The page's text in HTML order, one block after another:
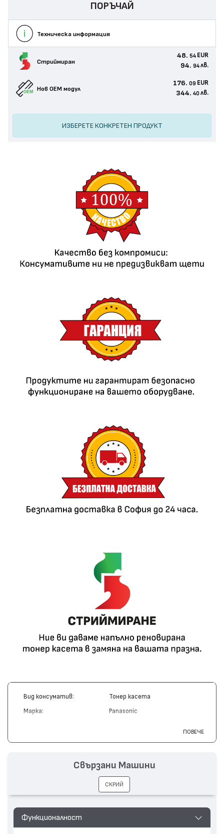
ПОРЪЧАЙ
Техническа информация
Стриймиран
48. 54 EUR
94. 94 лв.
Нов ОЕМ модул
176. 09 EUR
344. 40 лв.
ИЗБЕРЕТЕ КОНКРЕТЕН ПРОДУКТ
Вид консуматив: Тонер касета
Марка: Panasonic
Съвместими устройства: UF 740, UF 744, UF 788
ПОВЕЧЕ
Функционалност
Свързани Машини
СКРИЙ